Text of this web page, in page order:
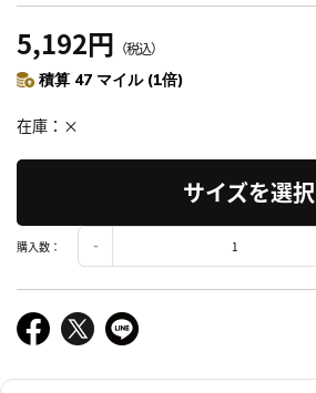
5,192円 （税込）
積算 47 マイル (1倍)
在庫 ×
サイズを選択
購入数：